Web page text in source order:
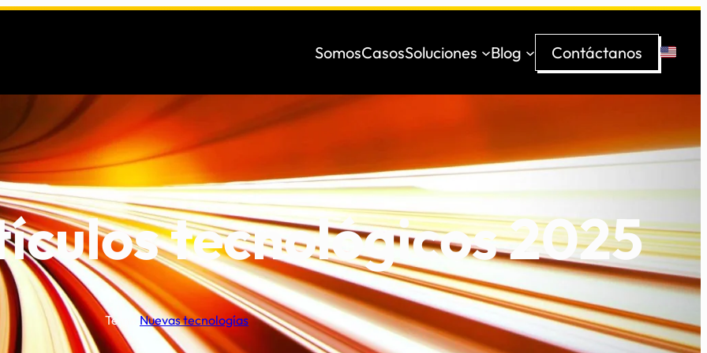
SomosCasosSoluciones Blog Contáctanos
tecnológicos 2025
Tema:Nuevas tecnologías